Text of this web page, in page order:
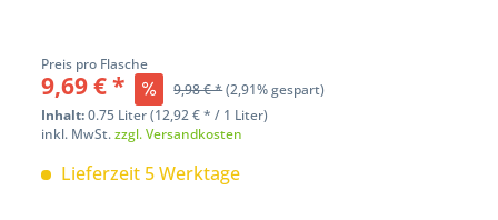
Preis pro Flasche
9,69 € * 9,98 € *(2,91% gespart)
Inhalt:0.75 Liter (12,92 € * / 1 Liter)
inkl. MwSt.zzgl. Versandkosten
Lieferzeit 5 Werktage